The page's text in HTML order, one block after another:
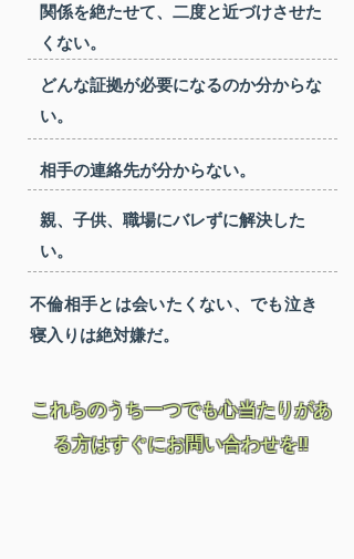
関係を絶たせて、二度と近づけさせた
くない。
どんな証拠が必要になるのか分からな
い。
相手の連絡先が分からない。
親、子供、職場にバレずに解決した
い。
不倫相手とは会いたくない、でも泣き
寝入りは絶対嫌だ。
これらのうち一つでも心当たりがあ
る方はすぐにお問い合わせを‼